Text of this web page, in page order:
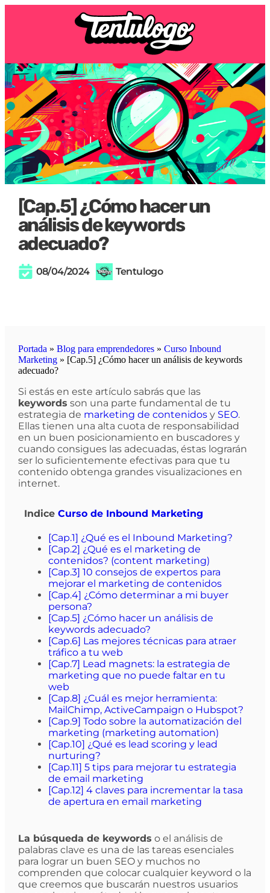
[Cap.5] ¿Cómo hacer un
análisis de keywords
adecuado?
08/04/2024 Tentulogo
Portada » Blog para emprendedores» Curso Inbound
Marketing» [Cap.5] ¿Cómo hacer un análisis de keywords
adecuado?
Si estás en este artículo sabrás que las
keywords son una parte fundamental de tu
estrategia de marketing de contenidosy SEO.
Ellas tienen una alta cuota de responsabilidad
en un buen posicionamiento en buscadores y
cuando consigues las adecuadas, éstas lograrán
ser lo suficientemente efectivas para que tu
contenido obtenga grandes visualizaciones en
internet.
Indice Curso de Inbound Marketing
[Cap.1] ¿Qué es el Inbound Marketing?
[Cap.2] ¿Qué es el marketing de
contenidos? (content marketing)
[Cap.3] 10 consejos de expertos para
mejorar el marketing de contenidos
[Cap.4] ¿Cómo determinar a mi buyer
persona?
[Cap.5] ¿Cómo hacer un análisis de
keywords adecuado?
[Cap.6] Las mejores técnicas para atraer
tráfico a tu web
[Cap.7] Lead magnets: la estrategia de
marketing que no puede faltar en tu
web
[Cap.8] ¿Cuál es mejor herramienta:
MailChimp, ActiveCampaign o Hubspot?
[Cap.9] Todo sobre la automatización del
marketing (marketing automation)
[Cap.10] ¿Qué es lead scoring y lead
nurturing?
[Cap.11] 5 tips para mejorar tu estrategia
de email marketing
[Cap.12] 4 claves para incrementar la tasa
de apertura en email marketing
La búsqueda de keywords o el análisis de
palabras clave es una de las tareas esenciales
para lograr un buen SEO y muchos no
comprenden que colocar cualquier keyword o la
que creemos que buscarán nuestros usuarios